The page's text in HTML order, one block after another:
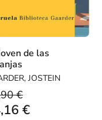
de las
JOSTEIN
€
€